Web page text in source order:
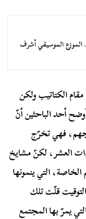
الموزع الموسيقي أشرف
الكتاتيب ولكن
أحد الباحثين أنّ
فهي تخرّج
العشر، لكنّ مشايخ
التي ينمونها
قلّت تلك
يمرّ بها المجتمع